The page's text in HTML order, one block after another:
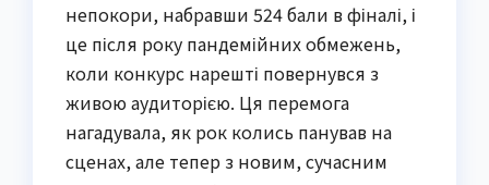
непокори, набравши 524 бали в фіналі, і
це після року пандемійних обмежень,
коли конкурс нарешті повернувся з
живою аудиторією. Ця перемога
нагадувала, як рок колись панував на
сценах, але тепер з новим, сучасним